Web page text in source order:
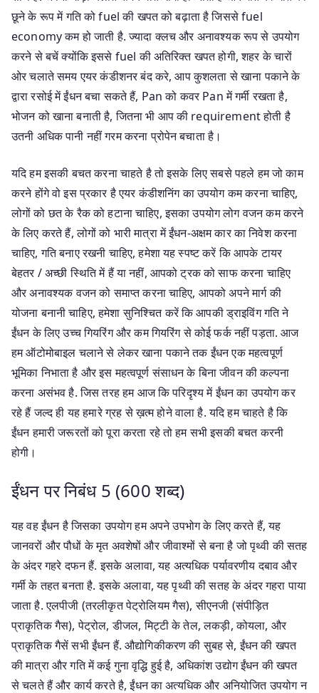
छूने के रूप में गति को fuel की खपत को बढ़ाता है जिससे fuel
economy कम हो जाती है. ज्यादा क्लच और अनावश्यक रूप से उपयोग
करने से बचें क्योंकि इससे fuel की अतिरिक्त खपत होगी, शहर के चारों
ओर चलाते समय एयर कंडीशनर बंद करे, आप कुशलता से खाना पकाने के
द्वारा रसोई में ईंधन बचा सकते हैं, Pan को कवर Pan में गर्मी रखता है,
भोजन को खाना बनाती है, जितना भी आप की requirement होती है
उतनी अधिक पानी नहीं गरम करना प्रोपेन बचाता है।
यदि हम इसकी बचत करना चाहते है तो इसके लिए सबसे पहले हम जो काम
करने होंगे वो इस प्रकार है एयर कंडीशनिंग का उपयोग कम करना चाहिए,
लोगों को छत के रैक को हटाना चाहिए, इसका उपयोग लोग वजन कम करने
के लिए करते हैं, लोगों को भारी मात्रा में ईंधन-अक्षम कार का निवेश करना
चाहिए, गति बनाए रखनी चाहिए, हमेशा यह स्पष्ट करें कि आपके टायर
बेहतर / अच्छी स्थिति में हैं या नहीं, आपको ट्रक को साफ करना चाहिए
और अनावश्यक वजन को समाप्त करना चाहिए, आपको अपने मार्ग की
योजना बनानी चाहिए, हमेशा सुनिश्चित करें कि आपकी ड्राइविंग गति ने
ईंधन के लिए उच्च गियरिंग और कम गियरिंग से कोई फर्क नहीं पड़ता. आज
हम ऑटोमोबाइल चलाने से लेकर खाना पकाने तक ईंधन एक महत्वपूर्ण
भूमिका निभाता है और इस महत्वपूर्ण संसाधन के बिना जीवन की कल्पना
करना असंभव है. जिस तरह हम आज कि परिदृश्य में ईंधन का उपयोग कर
रहे हैं जल्द ही यह हमारे ग्रह से ख़त्म होने वाला है. यदि हम चाहते है कि
ईंधन हमारी जरूरतों को पूरा करता रहे तो हम सभी इसकी बचत करनी
होगी।
ईंधन पर निबंध 5 (600 शब्द)
यह वह ईंधन है जिसका उपयोग हम अपने उपभोग के लिए करते हैं, यह
जानवरों और पौधों के मृत अवशेषों और जीवाश्मों से बना है जो पृथ्वी की सतह
के अंदर गहरे दफन हैं. इसके अलावा, यह अत्यधिक पर्यावरणीय दबाव और
गर्मी के तहत बनता है. इसके अलावा, यह पृथ्वी की सतह के अंदर गहरा पाया
जाता है. एलपीजी (तरलीकृत पेट्रोलियम गैस), सीएनजी (संपीड़ित
प्राकृतिक गैस), पेट्रोल, डीजल, मिट्टी के तेल, लकड़ी, कोयला, और
प्राकृतिक गैसें सभी ईंधन हैं. औद्योगिकीकरण की सुबह से, ईंधन की खपत
की मात्रा और गति में कई गुना वृद्धि हुई है, अधिकांश उद्योग ईंधन की खपत
से चलते हैं और कार्य करते है, ईंधन का अत्यधिक और अनियोजित उपयोग न